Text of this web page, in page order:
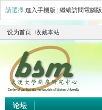
請選擇 進入手機版 繼續訪問電腦版
设为首页 收藏本站
论坛